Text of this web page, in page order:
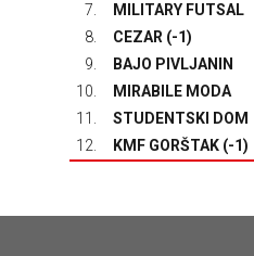
7.
MILITARY FUTSAL
8.
CEZAR (-1)
9.
BAJO PIVLJANIN
10.
MIRABILE MODA
11.
STUDENTSKI DOM
12.
KMF GORŠTAK (-1)